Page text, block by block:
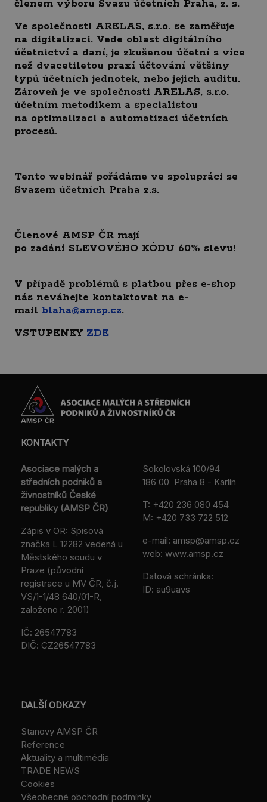
členem výboru Svazu účetních Praha, z. s.
Ve společnosti ARELAS, s.r.o. se zaměřuje
na digitalizaci. Vede oblast digitálního
účetnictví a daní, je zkušenou účetní s více
než dvacetiletou praxí účtování většiny
typů účetních jednotek, nebo jejich auditu.
Zároveň je ve společnosti ARELAS, s.r.o.
účetním metodikem a specialistou
na optimalizaci a automatizaci účetních
procesů.
Tento webinář pořádáme ve spolupráci se
Svazem účetních Praha z.s.
Členové AMSP ČR mají
po zadání SLEVOVÉHO KÓDU 60% slevu!
V případě problémů s platbou přes e-shop
nás neváhejte kontaktovat na e-
mail blaha@amsp.cz.
VSTUPENKY ZDE
KONTAKTY
Asociace malých a
středních podniků a
živnostníků České
republiky (AMSP ČR)
Zápis v OR: Spisová
značka L 12282 vedená u
Městského soudu v
Praze (původní
registrace u MV ČR, č.j.
VS/1-1/48 640/01-R,
založeno r. 2001)
IČ: 26547783
DIČ: CZ26547783
Sokolovská 100/94
186 00 Praha 8 - Karlín
T: +420 236 080 454
M: +420 733 722 512
e-mail: amsp@amsp.cz
web: www.amsp.cz
Datová schránka:
ID: au9uavs
DALŠÍ ODKAZY
Stanovy AMSP ČR
Reference
Aktuality a multimédia
TRADE NEWS
Cookies
Všeobecné obchodní podmínky